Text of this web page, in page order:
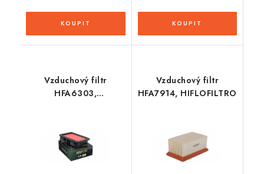
Vzduchový filtr
HFA6303,
Vzduchový filtr
HFA7914, HIFLOFILTRO